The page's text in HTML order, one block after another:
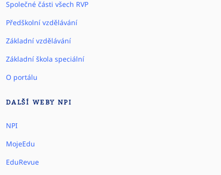
Společné části všech RVP
Předškolní vzdělávání
Základní vzdělávání
Základní škola speciální
O portálu
DALŠÍ WEBY NPI
NPI
MojeEdu
EduRevue